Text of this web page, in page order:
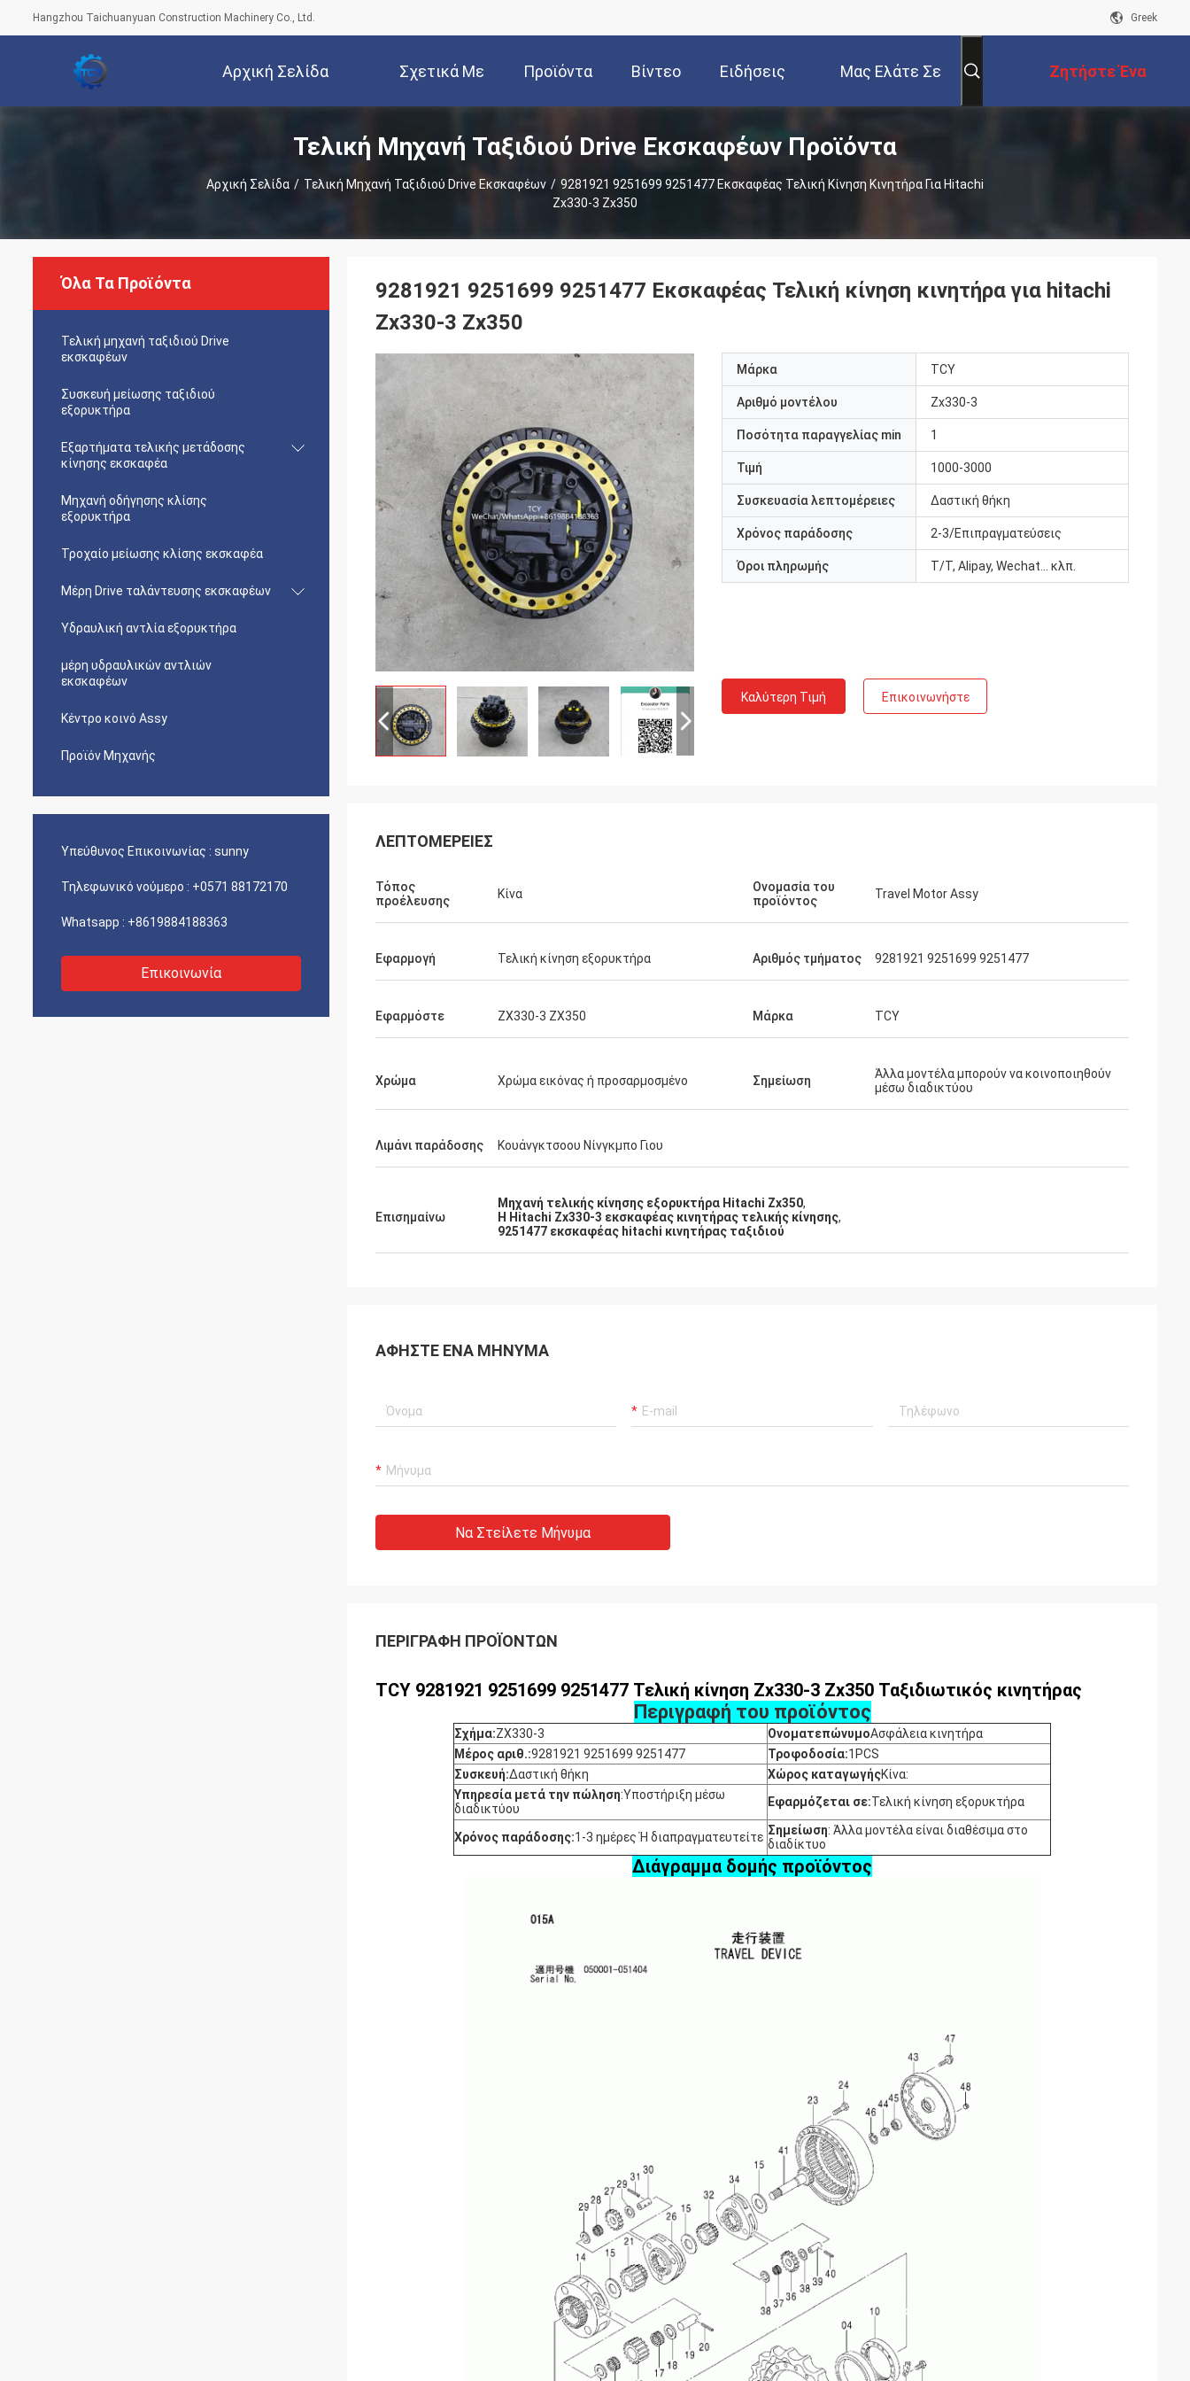
Hangzhou Taichuanyuan Construction Machinery Co., Ltd. Greek
Αρχική Σελίδα Σχετικά Με
Εμάς
Προϊόντα Βίντεο Ειδήσεις Μας Ελάτε Σε
Επαφή Με
Ζητήστε Ένα
Απόσπασμα
Τελική Μηχανή Ταξιδιού Drive Εκσκαφέων Προϊόντα
Αρχική Σελίδα / Τελική Μηχανή Ταξιδιού Drive Εκσκαφέων / 9281921 9251699 9251477 Εκσκαφέας Τελική Κίνηση Κινητήρα Για Hitachi
Zx330-3 Zx350
Όλα Τα Προϊόντα
Τελική μηχανή ταξιδιού Drive
εκσκαφέων
Συσκευή μείωσης ταξιδιού
εξορυκτήρα
Εξαρτήματα τελικής μετάδοσης
κίνησης εκσκαφέα
Μηχανή οδήγησης κλίσης
εξορυκτήρα
Τροχαίο μείωσης κλίσης εκσκαφέα
Μέρη Drive ταλάντευσης εκσκαφέων
Υδραυλική αντλία εξορυκτήρα
μέρη υδραυλικών αντλιών
εκσκαφέων
Κέντρο κοινό Assy
Προϊόν Μηχανής
Υπεύθυνος Επικοινωνίας : sunny
Τηλεφωνικό νούμερο : +0571 88172170
Whatsapp : +8619884188363
Επικοινωνία
9281921 9251699 9251477 Εκσκαφέας Τελική κίνηση κινητήρα για hitachi
Zx330-3 Zx350
Μάρκα TCY
Αριθμό μοντέλου Zx330-3
Ποσότητα παραγγελίας min 1
Τιμή 1000-3000
Συσκευασία λεπτομέρειες Δαστική θήκη
Χρόνος παράδοσης 2-3/Επιπραγματεύσεις
Όροι πληρωμής T/T, Alipay, Wechat... κλπ.
Καλύτερη Τιμή Επικοινωνήστε
ΛΕΠΤΟΜΈΡΕΙΕΣ
Τόπος
προέλευσης
Κίνα
Ονομασία του
προϊόντος
Travel Motor Assy
Εφαρμογή Τελική κίνηση εξορυκτήρα Αριθμός τμήματος 9281921 9251699 9251477
Εφαρμόστε ZX330-3 ZX350 Μάρκα TCY
Χρώμα Χρώμα εικόνας ή προσαρμοσμένο Σημείωση
Άλλα μοντέλα μπορούν να κοινοποιηθούν
μέσω διαδικτύου
Λιμάνι παράδοσης Κουάνγκτσοου Νίνγκμπο Γιου
Επισημαίνω
Μηχανή τελικής κίνησης εξορυκτήρα Hitachi Zx350,
Η Hitachi Zx330-3 εκσκαφέας κινητήρας τελικής κίνησης,
9251477 εκσκαφέας hitachi κινητήρας ταξιδιού
ΑΦΉΣΤΕ ΈΝΑ ΜΉΝΥΜΑ
Να Στείλετε Μήνυμα
ΠΕΡΙΓΡΑΦΉ ΠΡΟΪΌΝΤΩΝ
TCY 9281921 9251699 9251477 Τελική κίνηση Zx330-3 Zx350 Ταξιδιωτικός κινητήρας
Περιγραφή του προϊόντος
Σχήμα:ZX330-3 ΟνοματεπώνυμοΑσφάλεια κινητήρα
Μέρος αριθ.:9281921 9251699 9251477 Τροφοδοσία:1PCS
Συσκευή:Δαστική θήκη Χώρος καταγωγήςΚίνα:
Υπηρεσία μετά την πώληση:Υποστήριξη μέσω
διαδικτύου
Εφαρμόζεται σε:Τελική κίνηση εξορυκτήρα
Χρόνος παράδοσης:1-3 ημέρες Ή διαπραγματευτείτε Σημείωση: Άλλα μοντέλα είναι διαθέσιμα στο
διαδίκτυο
Διάγραμμα δομής προϊόντος